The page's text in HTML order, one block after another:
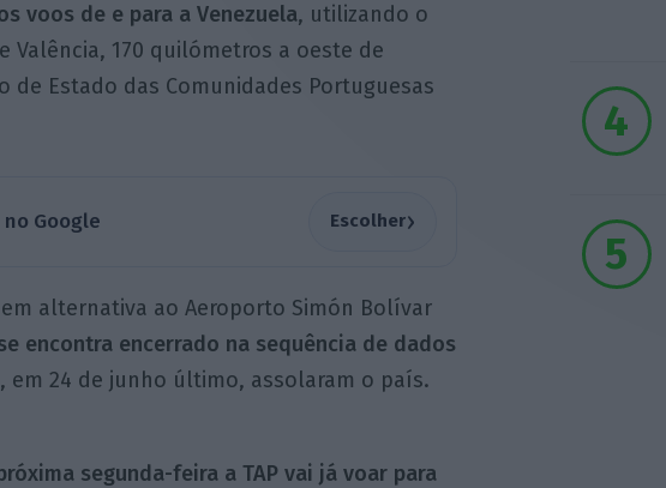
voos de e para a Venezuela, utilizando o
Valência, 170 quilómetros a oeste de
de Estado das Comunidades Portuguesas
Google Escolher›
alternativa ao Aeroporto Simón Bolívar
encontra encerrado na sequência de dados
em 24 de junho último, assolaram o país.
segunda-feira a TAP vai já voar para